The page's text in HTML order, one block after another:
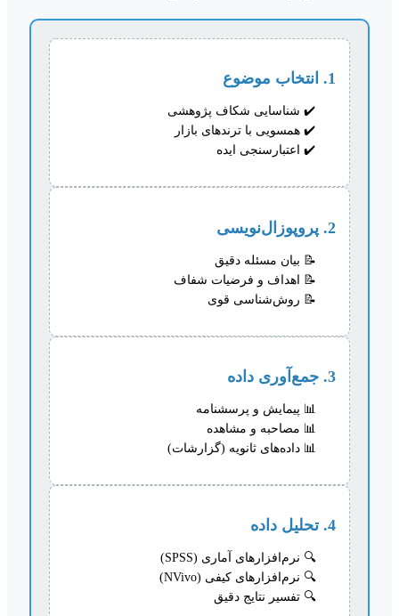
شناسایی شکاف پژوهشی
همسویی با ترندهای بازار
اعتبارسنجی ایده
بیان مسئله دقیق
اهداف و فرضیات شفاف
روش‌شناسی قوی
پیمایش و پرسشنامه
مصاحبه و مشاهده
داده‌های ثانویه (گزارشات)
نرم‌افزارهای آماری (SPSS)
نرم‌افزارهای کیفی (NVivo)
تفسیر نتایج دقیق